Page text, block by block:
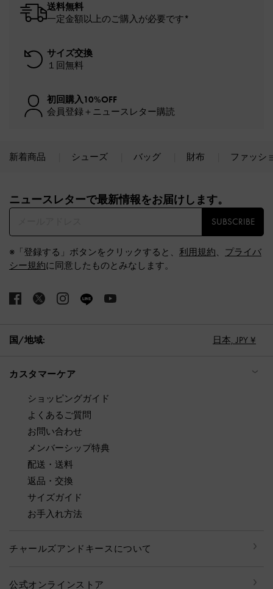
送料無料
一定金額以上のご購入が必要です*
サイズ交換
１回無料
初回購入10%OFF
会員登録＋ニュースレター購読
新着商品 シューズ バッグ 財布 ファッシ
ニュースレターで最新情報をお届けします。​
SUBSCRIBE
※「登録する」ボタンをクリックすると、 利用規約、 プライバ
シー規約に同意したものとみなします。
国/地域: 日本, JPY ¥
カスタマーケア
ショッピングガイド
よくあるご質問
お問い合わせ
メンバーシップ特典
配送・送料
返品・交換
サイズガイド
お手入れ方法
チャールズアンドキースについて
公式オンラインストア